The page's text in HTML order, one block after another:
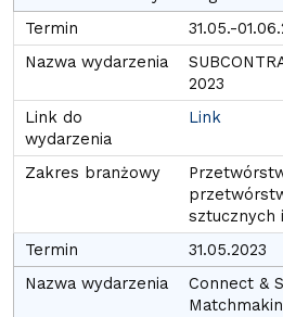
31.05.-
2023
Link
sztucznych
31.05.2023
Connect &